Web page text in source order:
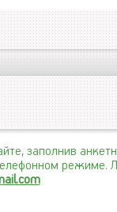
заполнив
режиме.